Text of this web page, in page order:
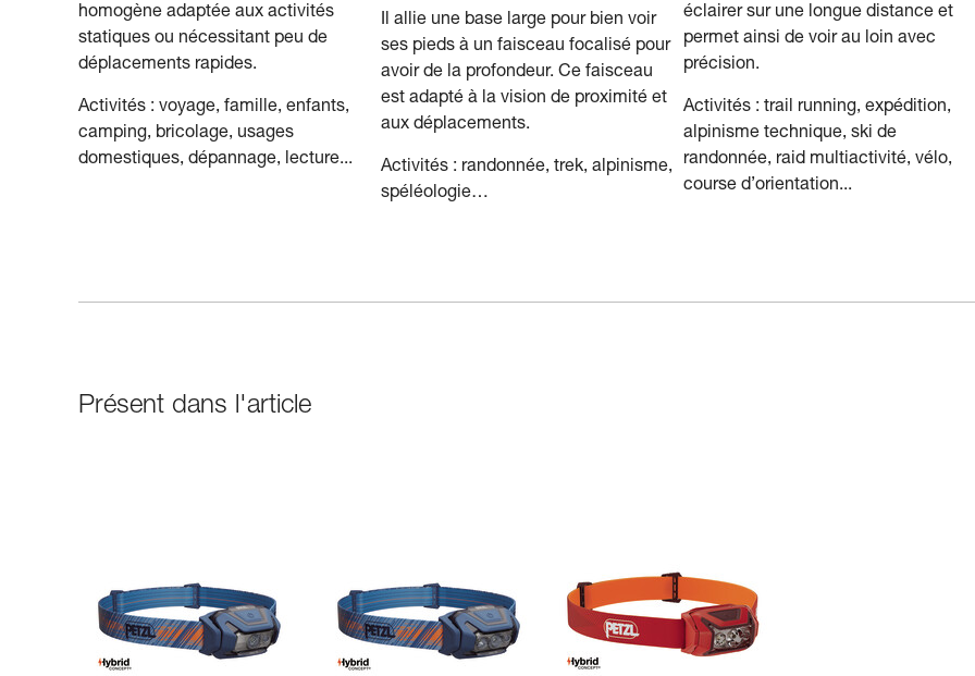
homogène adaptée aux activités
statiques ou nécessitant peu de
déplacements rapides.
Activités : voyage, famille, enfants,
camping, bricolage, usages
domestiques, dépannage, lecture...
Il allie une base large pour bien voir
ses pieds à un faisceau focalisé pour
avoir de la profondeur. Ce faisceau
est adapté à la vision de proximité et
aux déplacements.
Activités : randonnée, trek, alpinisme,
spéléologie…
éclairer sur une longue distance et
permet ainsi de voir au loin avec
précision.
Activités : trail running, expédition,
alpinisme technique, ski de
randonnée, raid multiactivité, vélo,
course d’orientation...
Présent dans l'article